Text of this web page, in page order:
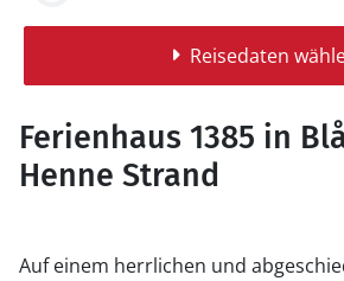
Reisedaten
Ferienhaus 1385 in
Henne Strand
Auf einem herrlichen und